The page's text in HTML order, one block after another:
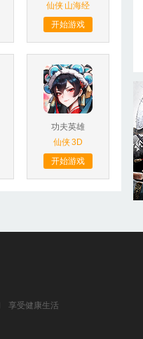
仙侠 山海经
开始游戏
功夫英雄
仙侠3D
开始游戏
享受健康生活